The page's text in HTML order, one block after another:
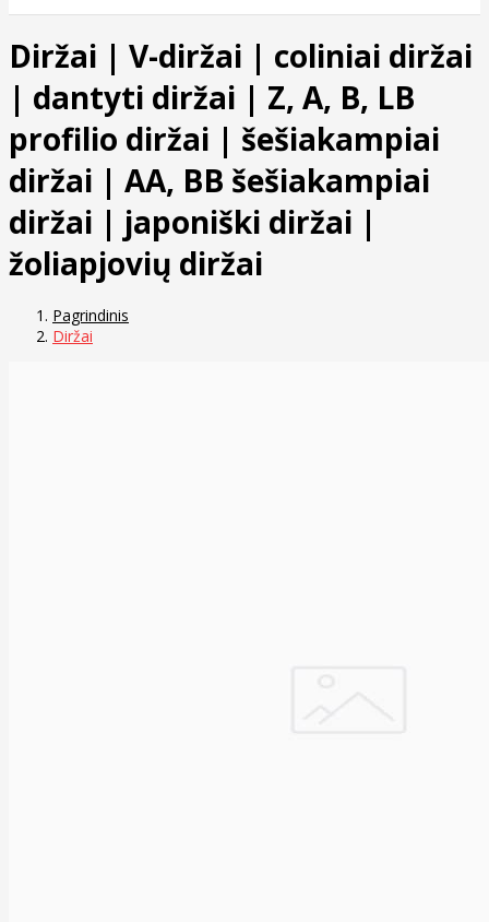
Diržai | V-diržai | coliniai diržai
| dantyti diržai | Z, A, B, LB
profilio diržai | šešiakampiai
diržai | AA, BB šešiakampiai
diržai | japoniški diržai |
žoliapjovių diržai
Pagrindinis
Diržai